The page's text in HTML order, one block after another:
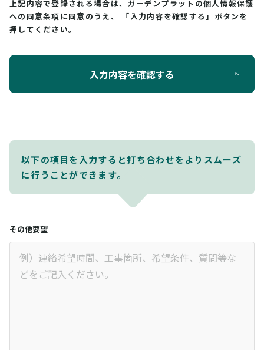
上記内容で登録される場合は、ガーデンプラットの個人情報保護
への同意条項に同意のうえ、
「入力内容を確認する」ボタンを
押してください。
入力内容を確認する
以下の項目を入力すると打ち合わせをよりスムーズ
に行うことができます。
その他要望